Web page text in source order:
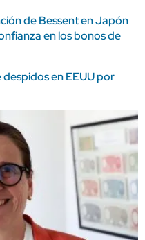
de Bessent en Japón
en los bonos de
en EEUU por